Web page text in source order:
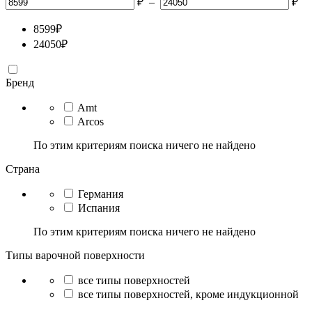
8599₽
24050₽
Бренд
Amt
Arcos
По этим критериям поиска ничего не найдено
Страна
Германия
Испания
По этим критериям поиска ничего не найдено
Типы варочной поверхности
все типы поверхностей
все типы поверхностей, кроме индукционной